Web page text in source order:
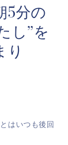
5分の
し”を
はいつも後回